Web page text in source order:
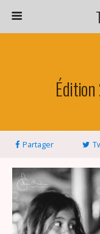
Partager